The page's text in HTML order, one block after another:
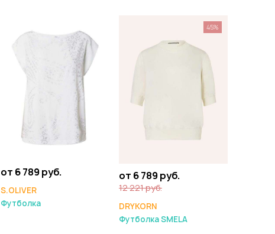
от 6 789 руб.
S.OLIVER
Футболка
от 6 789 руб.
12 221 руб.
DRYKORN
Футболка SMELA
45%